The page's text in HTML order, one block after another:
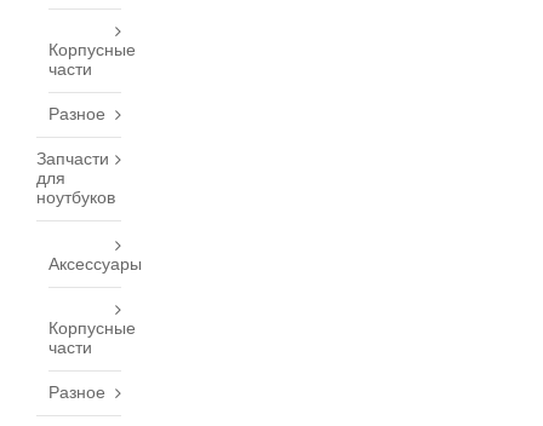
Корпусные
части
Разное
Запчасти
для
ноутбуков
Аксессуары
Корпусные
части
Разное